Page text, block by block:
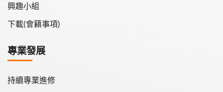
興趣小組
下載(會籍事項)
專業發展
持續專業進修